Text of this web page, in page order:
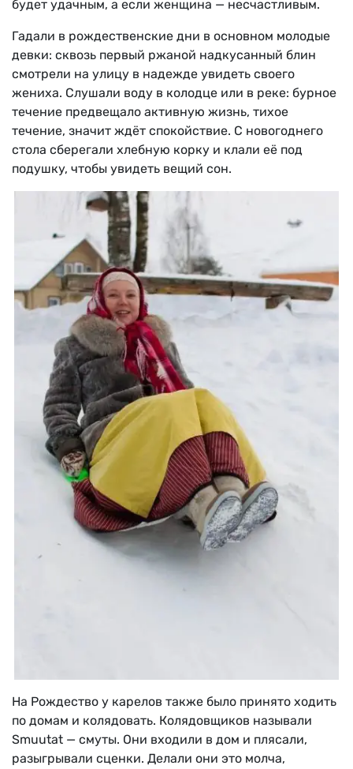
будет удачным, а если женщина — несчастливым.
Гадали в рождественские дни в основном молодые
девки: сквозь первый ржаной надкусанный блин
смотрели на улицу в надежде увидеть своего
жениха. Слушали воду в колодце или в реке: бурное
течение предвещало активную жизнь, тихое
течение, значит ждёт спокойствие. С новогоднего
стола сберегали хлебную корку и клали её под
подушку, чтобы увидеть вещий сон.
На Рождество у карелов также было принято ходить
по домам и колядовать. Колядовщиков называли
Smuutat — смуты. Они входили в дом и плясали,
разыгрывали сценки. Делали они это молча,